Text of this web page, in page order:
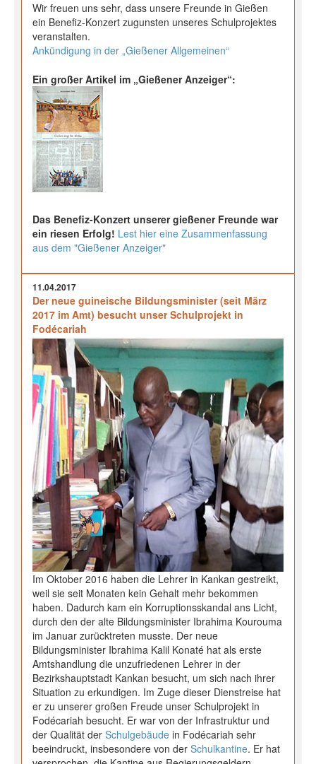
Wir freuen uns sehr, dass unsere Freunde in Gießen
ein Benefiz-Konzert zugunsten unseres Schulprojektes
veranstalten.
Ankündigung in der „Gießener Allgemeinen“
Ein großer Artikel im „Gießener Anzeiger“:
Das Benefiz-Konzert unserer gießener Freunde war
ein riesen Erfolg! Lest hier eine Zusammenfassung
aus dem "Gießener Anzeiger"
11.04.2017
Der neue guineische Bildungsminister (seit März
2017 im Amt) besucht unser Schulprojekt in
Fodécariah
Im Oktober 2016 haben die Lehrer in Kankan gestreikt,
weil sie seit Monaten kein Gehalt mehr bekommen
haben. Dadurch kam ein Korruptionsskandal ans Licht,
durch den der alte Bildungsminister Ibrahima Kourouma
im Januar zurücktreten musste. Der neue
Bildungsminister Ibrahima Kalil Konaté hat als erste
Amtshandlung die unzufriedenen Lehrer in der
Bezirkshauptstadt Kankan besucht, um sich nach ihrer
Situation zu erkundigen. Im Zuge dieser Dienstreise hat
er zu unserer großen Freude unser Schulprojekt in
Fodécariah besucht. Er war von der Infrastruktur und
der Qualität der Schulgebäude in Fodécariah sehr
beeindruckt, insbesondere von der Schulkantine. Er hat